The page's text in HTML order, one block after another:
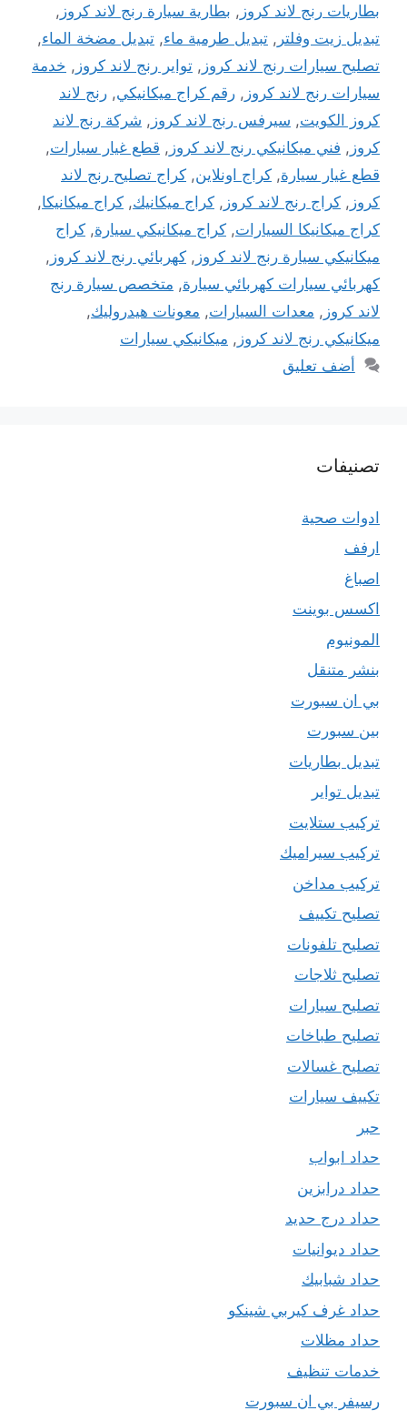
بطاريات رنج لاند كروز , بطارية سيارة رنج لاند كروز ,
تبديل زيت وفلتر , تبديل طرمية ماء, تبديل مضخة الماء,
تصليح سيارات رنج لاند كروز , تواير رنج لاند كروز , خدمة
سيارات رنج لاند كروز , رقم كراج ميكانيكي, رنج لاند
كروز الكويت, سيرفس رنج لاند كروز , شركة رنج لاند
كروز , فني ميكانيكي رنج لاند كروز , قطع غيار سيارات,
قطع غيار سيارة, كراج اونلاين, كراج تصليح رنج لاند
كروز , كراج رنج لاند كروز , كراج ميكانيك, كراج ميكانيكا,
كراج ميكانيكا السيارات, كراج ميكانيكي سيارة, كراج
ميكانيكي سيارة رنج لاند كروز , كهربائي رنج لاند كروز ,
كهربائي سيارات كهربائي سيارة, متخصص سيارة رنج
لاند كروز , معدات السيارات, معونات هيدروليك,
ميكانيكي رنج لاند كروز , ميكانيكي سيارات
أضف تعليق
تصنيفات
ادوات صحية
ارفف
اصباغ
اكسس بوينت
المونيوم
بنشر متنقل
بي ان سبورت
بين سبورت
تبديل بطاريات
تبديل تواير
تركيب ستلايت
تركيب سيراميك
تركيب مداخن
تصليح تكييف
تصليح تلفونات
تصليح ثلاجات
تصليح سيارات
تصليح طباخات
تصليح غسالات
تكييف سيارات
حبر
حداد ابواب
حداد درابزين
حداد درج حديد
حداد ديوانيات
حداد شبابيك
حداد غرف كيربي شينكو
حداد مظلات
خدمات تنظيف
رسيفر بي ان سبورت